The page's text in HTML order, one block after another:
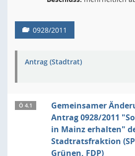
0928/2011
Antrag (Stadtrat)
Ö 4.1
Gemeinsamer
Antrag 0928/2011
in Mainz erhalten"
Stadtratsfraktion
Grünen, FDP)